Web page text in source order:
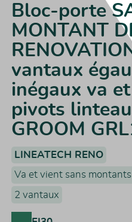
Bloc-porte
MONTANT
vantaux
inégaux va
pivots
GROOM
LINEATECH RENO
Va et vient sans
2 vantaux